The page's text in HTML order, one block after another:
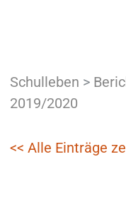
Schulleben >
2019/2020
<< Alle Einträge